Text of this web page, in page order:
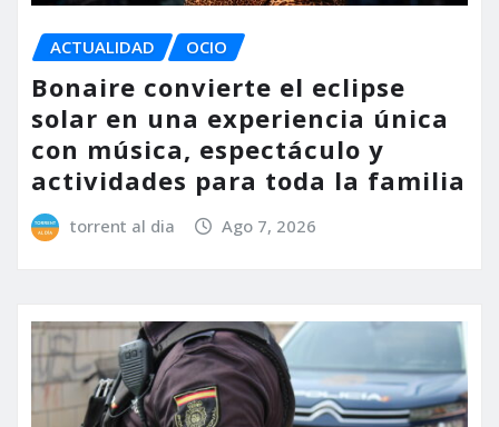
ACTUALIDAD OCIO
Bonaire convierte el eclipse
solar en una experiencia única
con música, espectáculo y
actividades para toda la familia
torrent al dia Ago 7, 2026